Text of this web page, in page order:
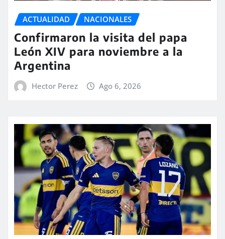
ACTUALIDAD NACIONALES
Confirmaron la visita del papa
León XIV para noviembre a la
Argentina
Hector Perez Ago 6, 2026